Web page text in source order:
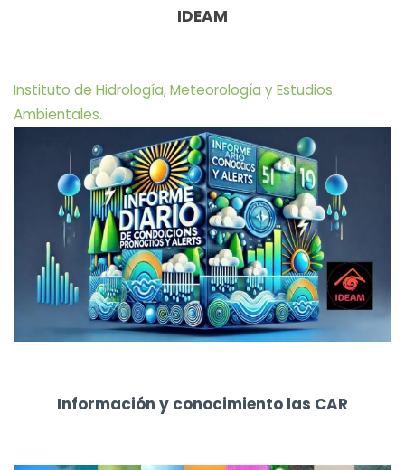
IDEAM
Instituto de Hidrología, Meteorología y Estudios
Ambientales.
Información y conocimiento las CAR